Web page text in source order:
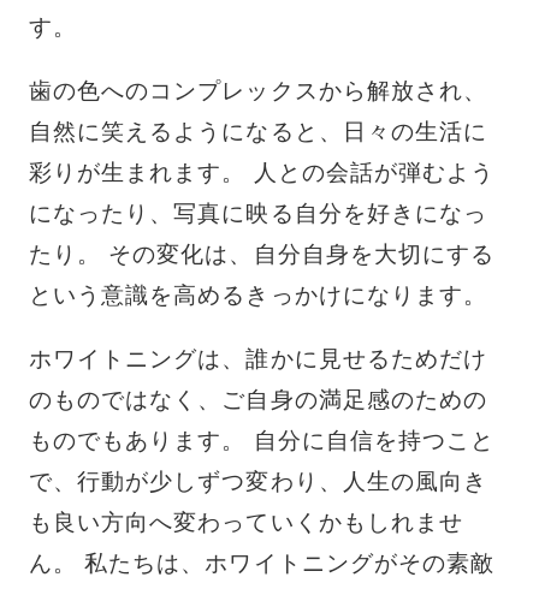
す。
歯の色へのコンプレックスから解放され、
自然に笑えるようになると、日々の生活に
彩りが生まれます。 人との会話が弾むよう
になったり、写真に映る自分を好きになっ
たり。 その変化は、自分自身を大切にする
という意識を高めるきっかけになります。
ホワイトニングは、誰かに見せるためだけ
のものではなく、ご自身の満足感のための
ものでもあります。 自分に自信を持つこと
で、行動が少しずつ変わり、人生の風向き
も良い方向へ変わっていくかもしれませ
ん。 私たちは、ホワイトニングがその素敵